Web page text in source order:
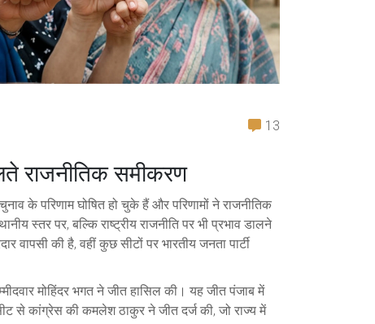
13
राजनीतिक समीकरण
के परिणाम घोषित हो चुके हैं और परिणामों ने राजनीतिक
स्तर पर, बल्कि राष्ट्रीय राजनीति पर भी प्रभाव डालने
की है, वहीं कुछ सीटों पर भारतीय जनता पार्टी
मोहिंदर भगतने जीत हासिल की। यह जीत पंजाब में
से कांग्रेस की कमलेश ठाकुर ने जीत दर्ज की, जो राज्य में